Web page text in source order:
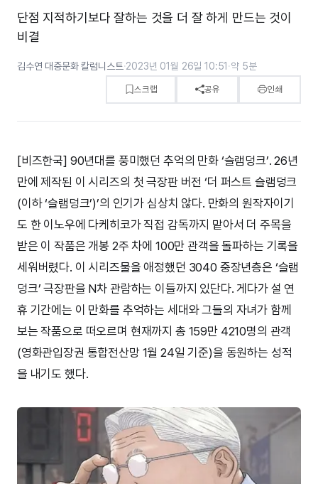
단점 지적하기보다 잘하는 것을 더 잘 하게 만드는 것이
비결
김수연 대중문화 칼럼니스트·2023년 01월 26일 10:51 ·약 5분
스크랩 공유 인쇄
[비즈한국] 90년대를 풍미했던 추억의 만화 ‘슬램덩크’. 26년
만에 제작된 이 시리즈의 첫 극장판 버전 ‘더 퍼스트 슬램덩크
(이하 ‘슬램덩크’)’의 인기가 심상치 않다. 만화의 원작자이기
도 한 이노우에 다케히코가 직접 감독까지 맡아서 더 주목을
받은 이 작품은 개봉 2주 차에 100만 관객을 돌파하는 기록을
세워버렸다. 이 시리즈물을 애정했던 3040 중장년층은 ‘슬램
덩크’ 극장판을 N차 관람하는 이들까지 있단다. 게다가 설 연
휴 기간에는 이 만화를 추억하는 세대와 그들의 자녀가 함께
보는 작품으로 떠오르며 현재까지 총 159만 4210명의 관객
(영화관입장권 통합전산망 1월 24일 기준)을 동원하는 성적
을 내기도 했다.